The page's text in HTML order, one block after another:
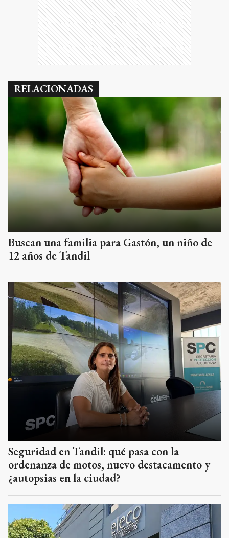
RELACIONADAS
Buscan una familia para Gastón, un niño de
12 años de Tandil
Seguridad en Tandil: qué pasa con la
ordenanza de motos, nuevo destacamento y
¿autopsias en la ciudad?